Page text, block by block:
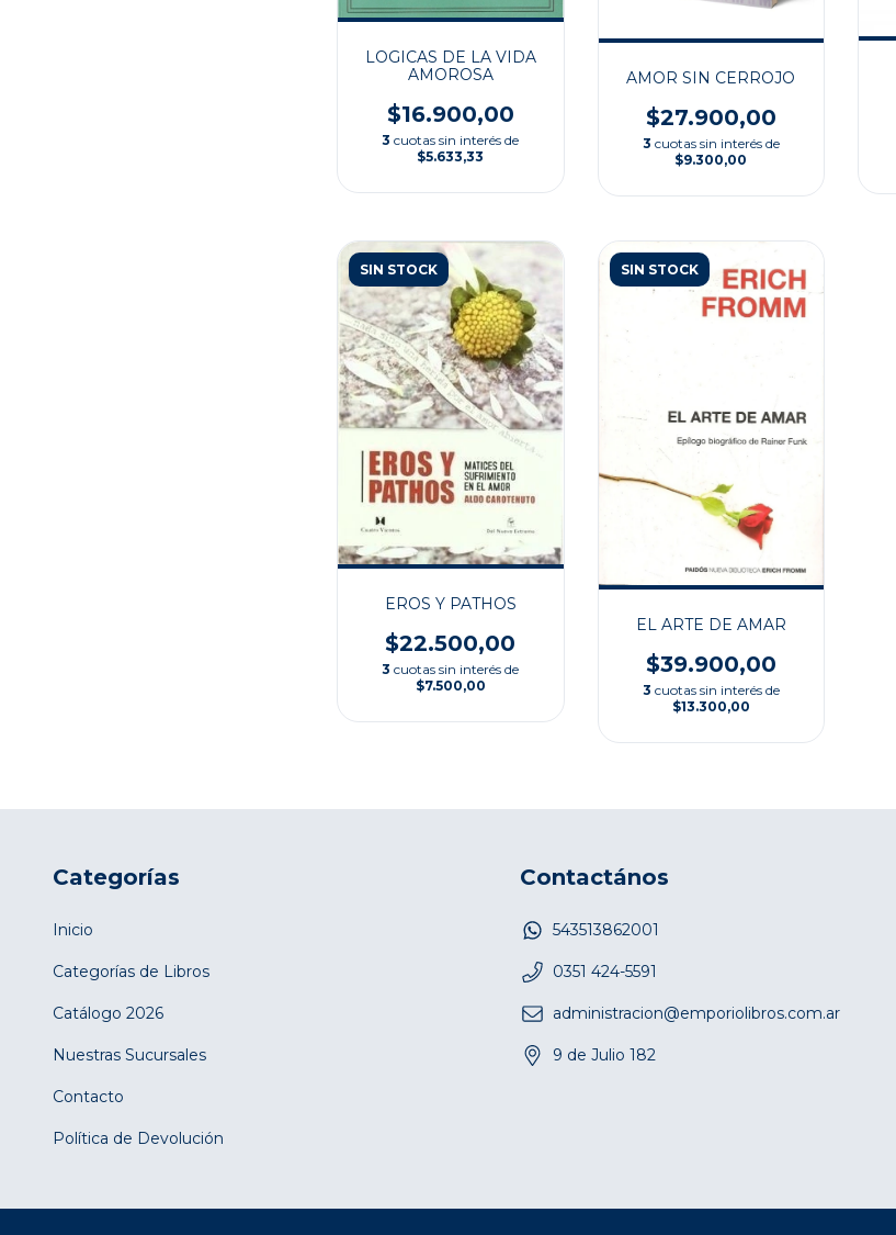
LOGICAS DE LA VIDA
AMOROSA
$16.900,00
3 cuotas sin interés de
$5.633,33
AMOR SIN CERROJO
$27.900,00
3 cuotas sin interés de
$9.300,00
SIN STOCK
EROS Y PATHOS
$22.500,00
3 cuotas sin interés de
$7.500,00
SIN STOCK
EL ARTE DE AMAR
$39.900,00
3 cuotas sin interés de
$13.300,00
Categorías
Inicio
Categorías de Libros
Catálogo 2026
Nuestras Sucursales
Contacto
Política de Devolución
Contactános
543513862001
0351 424-5591
administracion@emporiolibros.com.ar
9 de Julio 182